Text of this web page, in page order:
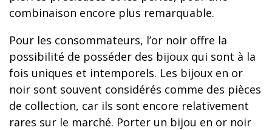
combinaison encore plus remarquable.
Pour les consommateurs, l’or noir offre la
possibilité de posséder des bijoux qui sont à la
fois uniques et intemporels. Les bijoux en or
noir sont souvent considérés comme des pièces
de collection, car ils sont encore relativement
rares sur le marché. Porter un bijou en or noir